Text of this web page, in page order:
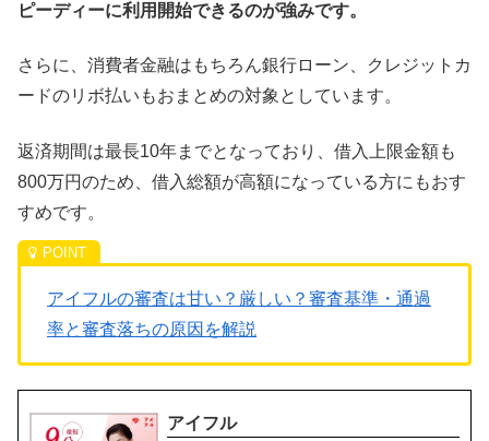
ピーディーに利用開始できるのが強みです。
さらに、消費者金融はもちろん銀行ローン、クレジットカ
ードのリボ払いもおまとめの対象としています。
返済期間は最長10年までとなっており、借入上限金額も
800万円のため、借入総額が高額になっている方にもおす
すめです。
アイフルの審査は甘い？厳しい？審査基準・通過
率と審査落ちの原因を解説
アイフル